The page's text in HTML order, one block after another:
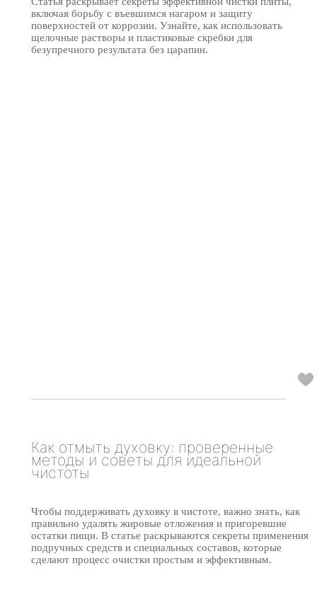
включая борьбу с въевшимся нагаром и защиту
поверхностей от коррозии. Узнайте, как использовать
щелочные растворы и пластиковые скребки для
безупречного результата без царапин.
Как отмыть духовку: проверенные
методы и советы для идеальной
чистоты
Чтобы поддерживать духовку в чистоте, важно знать, как
правильно удалять жировые отложения и пригоревшие
остатки пищи. В статье раскрываются секреты применения
подручных средств и специальных составов, которые
сделают процесс очистки простым и эффективным.